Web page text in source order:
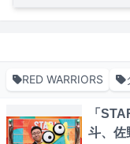
RED WARRIORS
「
斗、佐